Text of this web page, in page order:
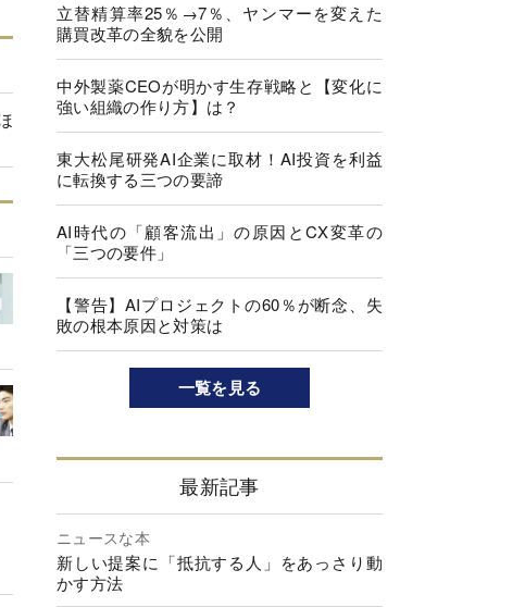
立替精算率25％→7％、ヤンマーを変えた
購買改革の全貌を公開
中外製薬CEOが明かす生存戦略と【変化に
強い組織の作り方】は？
東大松尾研発AI企業に取材！AI投資を利益
に転換する三つの要諦
AI時代の「顧客流出」の原因とCX変革の
「三つの要件」
【警告】AIプロジェクトの60％が断念、失
敗の根本原因と対策は
一覧を見る
最新記事
ニュースな本
新しい提案に「抵抗する人」をあっさり動
かす方法